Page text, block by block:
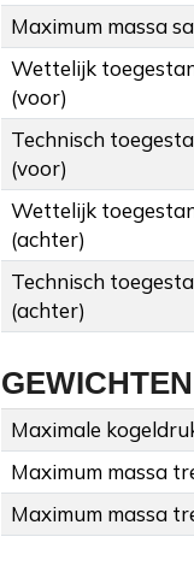
Maximum massa
Wettelijk
(voor)
Technisch
(voor)
Wettelijk
(achter)
Technisch
(achter)
Maximale
Maximum massa
Maximum massa